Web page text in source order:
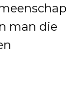
man die